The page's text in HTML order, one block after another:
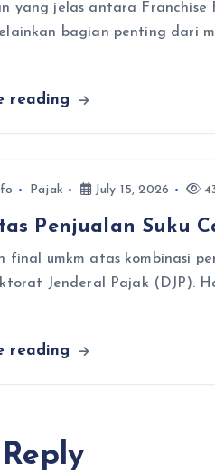
yang jelas antara
bagian penting dari
reading
Pajak July 15, 2026
Penjualan Suku
final umkm atas kombinasi
Jenderal Pajak (DJP).
reading